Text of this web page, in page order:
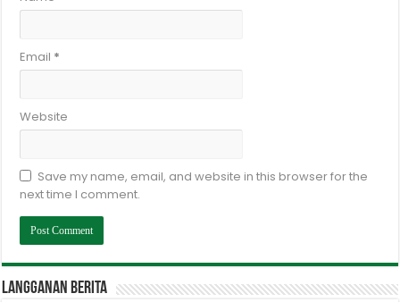
Email *
Website
Save my name, email, and website in this browser for the
next time I comment.
Langganan berita